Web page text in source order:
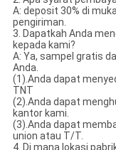
A: deposit 30% di
pengiriman.
3. Dapatkah Anda
kepada kami?
A: Ya, sampel gratis
Anda.
(1).Anda dapat
TNT
(2).Anda dapat
kantor kami.
(3).Anda dapat
union atau T/T.
4. Di mana lokasi